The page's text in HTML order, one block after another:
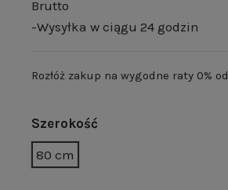
Brutto
-Wysyłka w ciągu 24 godzin
Rozłóż zakup na wygodne raty 0% od
Szerokość
80 cm